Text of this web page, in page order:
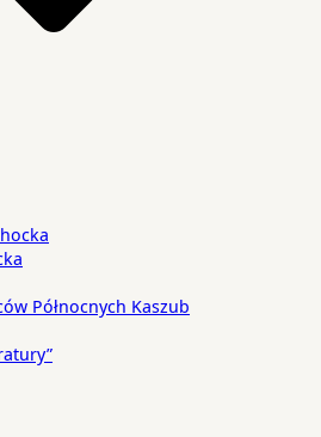
Północnych Kaszub